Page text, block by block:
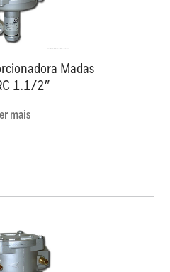
Madas
1.1/2″
mais